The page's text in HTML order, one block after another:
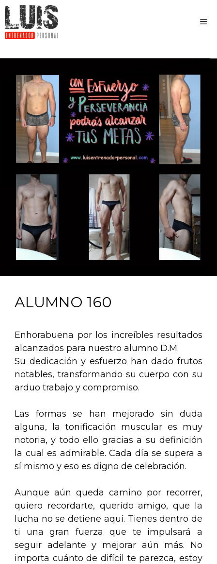
ALUMNO 160
Enhorabuena por los increíbles resultados
alcanzados para nuestro alumno D.M.
Su dedicación y esfuerzo han dado frutos
notables, transformando su cuerpo con su
arduo trabajo y compromiso.
Las formas se han mejorado sin duda
alguna, la tonificación muscular es muy
notoria, y todo ello gracias a su definición
la cual es admirable. Cada día se supera a
sí mismo y eso es digno de celebración.
Aunque aún queda camino por recorrer,
quiero recordarte, querido amigo, que la
lucha no se detiene aquí. Tienes dentro de
ti una gran fuerza que te impulsará a
seguir adelante y mejorar aún más. No
importa cuánto de difícil te parezca, estoy